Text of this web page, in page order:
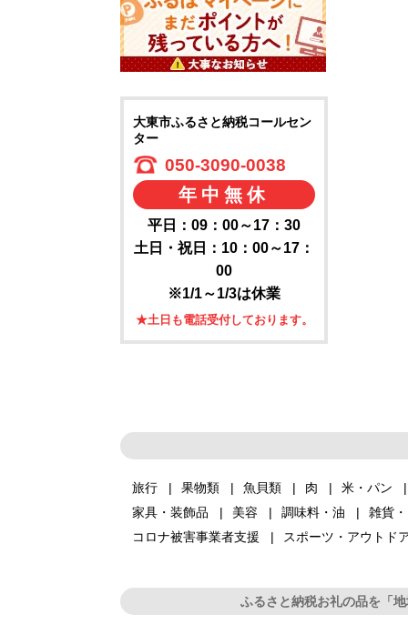
大東市ふるさと納税コールセン
ター
050-3090-0038
年中無休
平日：09：00～17：30
土日・祝日：10：00～17：
00
※1/1～1/3は休業
★土日も電話受付しております。
旅行 果物類 魚貝類 肉
米・パン
家具・装飾品
美容 調味料・油
雑貨
コロナ被害事業者支援
スポーツ・アウトド
ふるさと納税お礼の品を「